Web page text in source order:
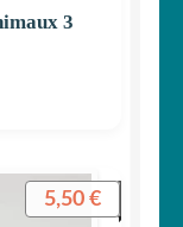
3
5,50 €